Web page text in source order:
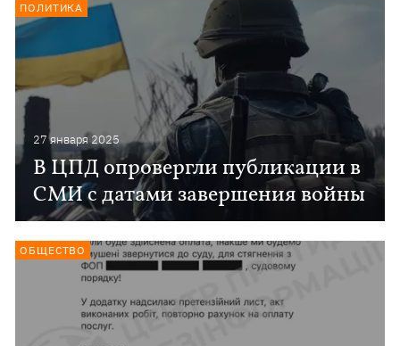
27 января 2025
В ЦПД опровергли публикации в
СМИ с датами завершения войны
ПОЛИТИКА
ОБЩЕСТВО